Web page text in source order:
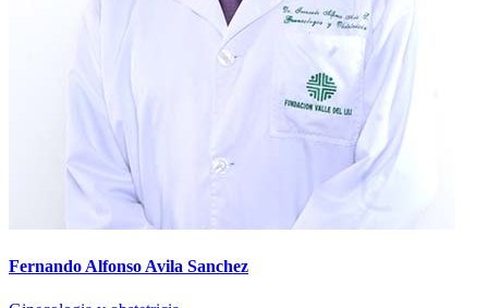
Fernando Alfonso Avila Sanchez